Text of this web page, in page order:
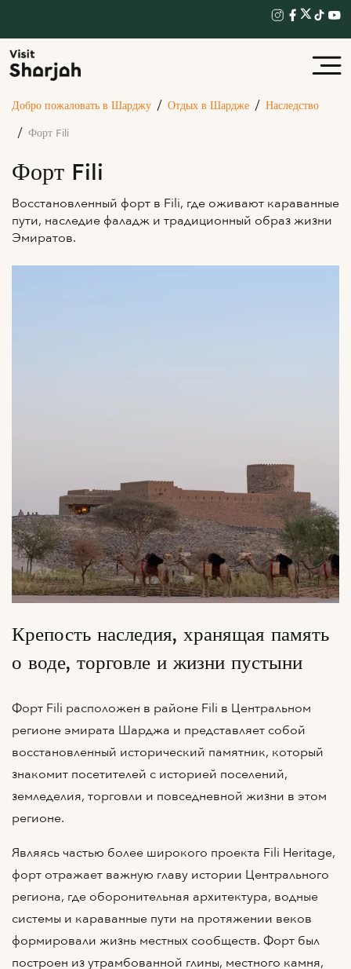
Добро пожаловать в Шарджу Отдых в Шардже Наследство
Форт Fili
Форт Fili
Восстановленный форт в Fili, где оживают караванные
пути, наследие фаладж и традиционный образ жизни
Эмиратов.
Крепость наследия, хранящая память
о воде, торговле и жизни пустыни
Форт Fili расположен в районе Fili в Центральном
регионе эмирата Шарджа и представляет собой
восстановленный исторический памятник, который
знакомит посетителей с историей поселений,
земледелия, торговли и повседневной жизни в этом
регионе.
Являясь частью более широкого проекта Fili Heritage,
форт отражает важную главу истории Центрального
региона, где оборонительная архитектура, водные
системы и караванные пути на протяжении веков
формировали жизнь местных сообществ. Форт был
построен из утрамбованной глины, местного камня,